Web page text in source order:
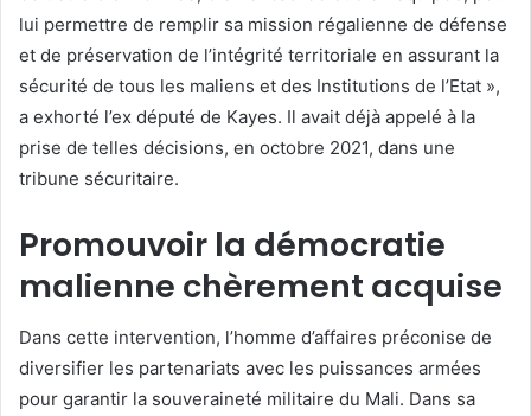
lui permettre de remplir sa mission régalienne de défense
et de préservation de l’intégrité territoriale en assurant la
sécurité de tous les maliens et des Institutions de l’Etat »,
a exhorté l’ex député de Kayes. Il avait déjà appelé à la
prise de telles décisions, en octobre 2021, dans une
tribune sécuritaire.
Promouvoir la démocratie
malienne chèrement acquise
Dans cette intervention, l’homme d’affaires préconise de
diversifier les partenariats avec les puissances armées
pour garantir la souveraineté militaire du Mali. Dans sa